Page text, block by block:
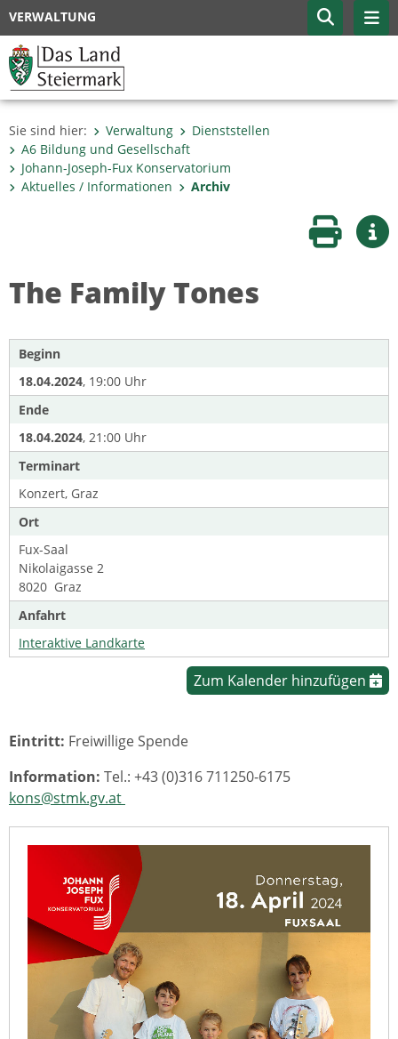
VERWALTUNG
Sie sind hier: Verwaltung
Dienststellen
A6 Bildung und Gesellschaft
Johann-Joseph-Fux Konservatorium
Aktuelles / Informationen
Archiv
Seite
The Family Tones
Beginn
18.04.2024, 19:00 Uhr
Ende
18.04.2024, 21:00 Uhr
Terminart
Konzert, Graz
Ort
Fux-Saal
Nikolaigasse 2
8020 Graz
Anfahrt
Interaktive Landkarte
Zum Kalender hinzufügen
Eintritt: Freiwillige Spende
Information: Tel.: +43 (0)316 711250-6175
kons@stmk.gv.at